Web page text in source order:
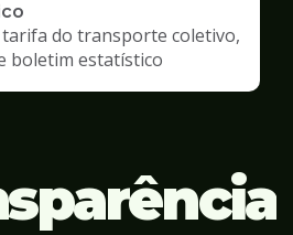
do transporte coletivo,
boletim estatístico